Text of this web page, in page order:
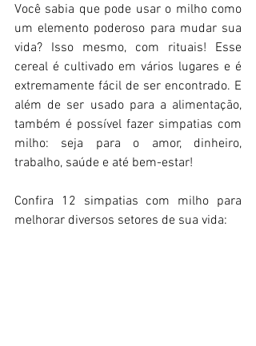
Você sabia que pode usar o milho como
um elemento poderoso para mudar sua
vida? Isso mesmo, com rituais! Esse
cereal é cultivado em vários lugares e é
extremamente fácil de ser encontrado. E
além de ser usado para a alimentação,
também é possível fazer simpatias com
milho: seja para o amor, dinheiro,
trabalho, saúde e até bem-estar!
Confira 12 simpatias com milho para
melhorar diversos setores de sua vida: